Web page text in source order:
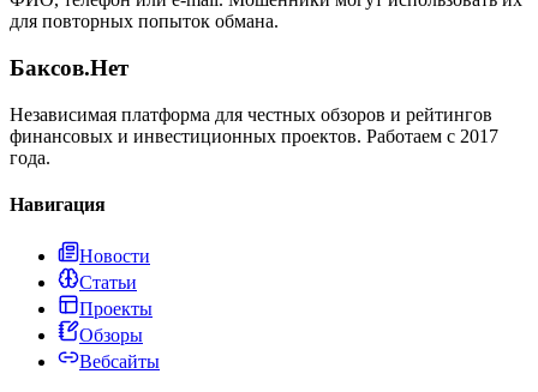
для повторных попыток обмана.
Баксов.Нет
Независимая платформа для честных обзоров и рейтингов
финансовых и инвестиционных проектов. Работаем с 2017
года.
Навигация
Новости
Статьи
Проекты
Обзоры
Вебсайты